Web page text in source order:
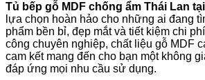
Tủ bếp gỗ MDF chống ẩm Thái Lan
lựa chọn hoàn hảo cho những ai đang
phẩm bền bỉ, đẹp mắt và tiết kiệm chi
công chuyên nghiệp, chất liệu gỗ MDF
cam kết mang đến cho bạn một không
đáp ứng mọi nhu cầu sử dụng.